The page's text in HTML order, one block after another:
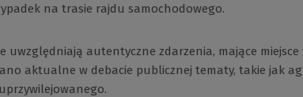
na trasie rajdu samochodowego.
uwzględniają autentyczne zdarzenia, mające
aktualne w debacie publicznej tematy, takie jak